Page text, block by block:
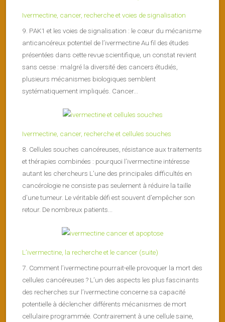
Ivermectine, cancer, recherche et voies de signalisation
9. PAK1 et les voies de signalisation : le cœur du mécanisme
anticancéreux potentiel de l’ivermectine Au fil des études
présentées dans cette revue scientifique, un constat revient
sans cesse : malgré la diversité des cancers étudiés,
plusieurs mécanismes biologiques semblent
systématiquement impliqués. Cancer...
Ivermectine, cancer, recherche et cellules souches
8. Cellules souches cancéreuses, résistance aux traitements
et thérapies combinées : pourquoi l’ivermectine intéresse
autant les chercheurs L’une des principales difficultés en
cancérologie ne consiste pas seulement à réduire la taille
d’une tumeur. Le véritable défi est souvent d’empêcher son
retour. De nombreux patients...
L’ivermectine, la recherche et le cancer (suite)
7. Comment l’ivermectine pourrait-elle provoquer la mort des
cellules cancéreuses ? L’un des aspects les plus fascinants
des recherches sur l’ivermectine concerne sa capacité
potentielle à déclencher différents mécanismes de mort
cellulaire programmée. Contrairement à une cellule saine,